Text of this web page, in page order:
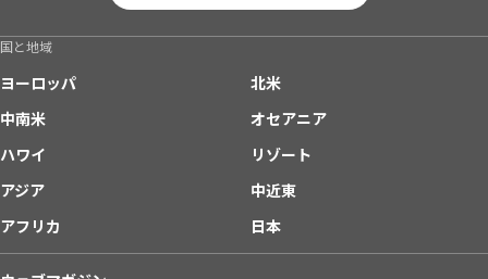
国と地域
ヨーロッパ
北米
中南米
オセアニア
ハワイ
リゾート
アジア
中近東
アフリカ
日本